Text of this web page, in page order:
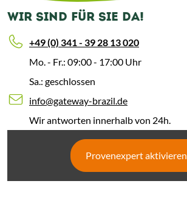
WIR SIND FÜR SIE DA!
+49 (0) 341 - 39 28 13 020
Mo. - Fr.: 09:00 - 17:00 Uhr
Sa.: geschlossen
info@gateway-brazil.de
Wir antworten innerhalb von 24h.
Provenexpert aktivieren